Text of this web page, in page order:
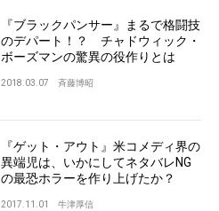
『ブラックパンサー』まるで格闘技
のデパート！？ チャドウィック・
ボーズマンの驚異の役作りとは
2018.03.07 斉藤博昭
『ゲット・アウト』米コメディ界の
異端児は、いかにしてネタバレNG
の最恐ホラーを作り上げたか？
2017.11.01 牛津厚信